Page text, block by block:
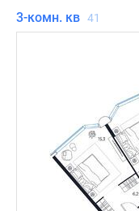
3-комн. кв 41